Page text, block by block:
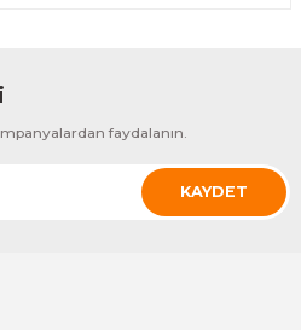
faydalanın.
KAYDET